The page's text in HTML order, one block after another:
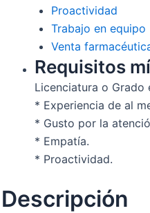
Proactividad
Trabajo en equipo
Venta
Requisitos
Licenciatura o Grado
* Experiencia de al
* Gusto por la
* Empatía.
* Proactividad.
Descripción